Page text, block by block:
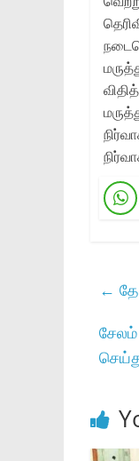
←